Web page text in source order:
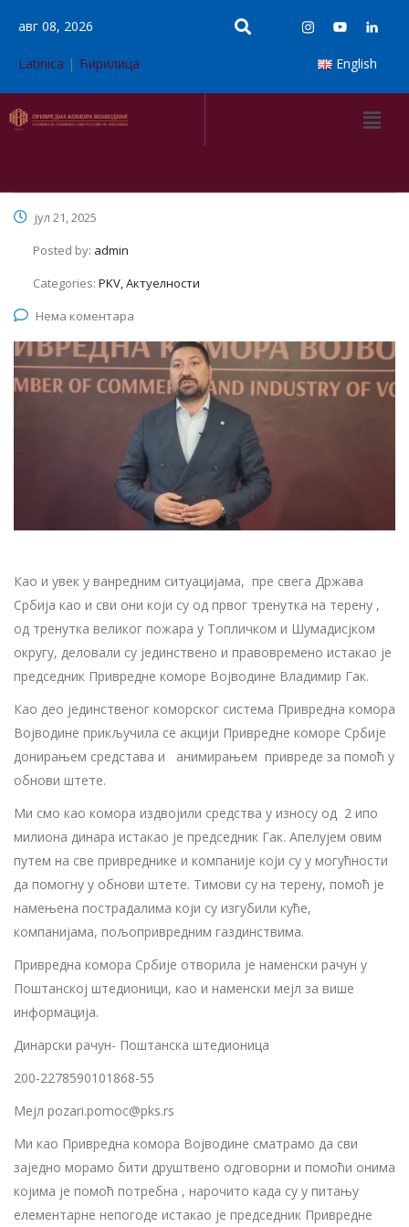
авг 08, 2026
Latinica | Ћирилица English
јул 21, 2025
Posted by: admin
Categories: PKV, Актуелности
Нема коментара
Као и увек у ванредним ситуацијама, пре свега Држава
Србија као и сви они који су од првог тренутка на терену ,
од тренутка великог пожара у Топличком и Шумадисјком
округу, деловали су јединствено и правовремено истакао је
председник Привредне коморе Војводине Владимир Гак.
Као део јединственог коморског система Привредна комора
Војводине прикључила се акцији Привредне коморе Србије
донирањем средстава и анимирањем привреде за помоћ у
обнови штете.
Ми смо као комора издвојили средства у износу од 2 ипо
милиона динара истакао је председник Гак. Апелујем овим
путем на све привреднике и компаније који су у могућности
да помогну у обнови штете. Тимови су на терену, помоћ је
намењена пострадалима који су изгубили куће,
компанијама, пољопривредним газдинствима.
Привредна комора Србије отворила је наменски рачун у
Поштанској штедионици, као и наменски мејл за више
информација.
Динарски рачун- Поштанска штедионица
200-2278590101868-55
Мејл pozari.pomoc@pks.rs
Ми као Привредна комора Војводине сматрамо да сви
заједно морамо бити друштвено одговорни и помоћи онима
којима је помоћ потребна , нарочито када су у питању
елементарне непогоде истакао је председник Привредне